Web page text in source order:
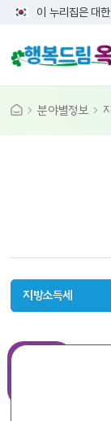
이 누리집은 대
분야별정보
지방소득세